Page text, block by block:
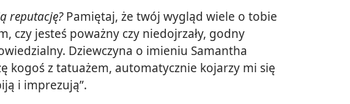
reputację?Pamiętaj, że twój wygląd wiele o tobie
czy jesteś poważny czy niedojrzały, godny
Dziewczyna o imieniu Samantha
kogoś z tatuażem, automatycznie kojarzy mi się
i imprezują”.